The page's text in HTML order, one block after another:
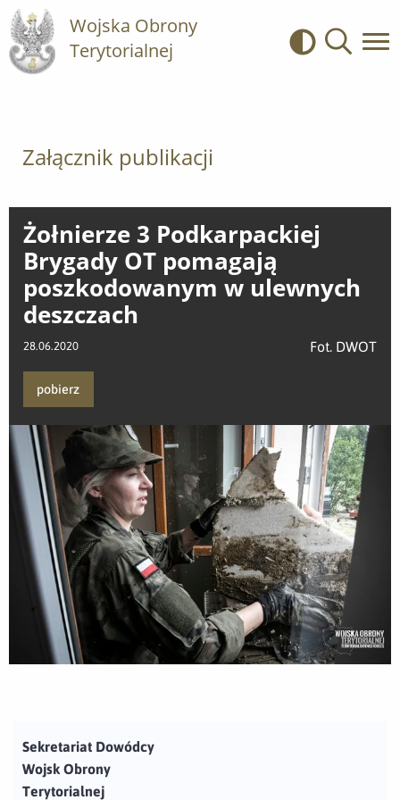
Wojska Obrony
Terytorialnej
Kontrast
Załącznik publikacji
Żołnierze 3 Podkarpackiej
Brygady OT pomagają
poszkodowanym w ulewnych
deszczach
28.06.2020 Fot. DWOT
pobierz
Sekretariat Dowódcy
Wojsk Obrony
Terytorialnej